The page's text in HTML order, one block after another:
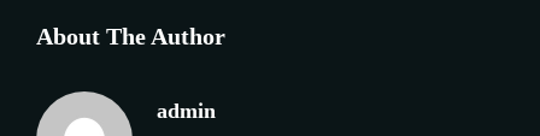
About The Author
admin